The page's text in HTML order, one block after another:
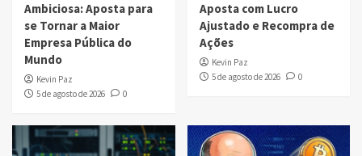
Ambiciosa: Aposta para
se Tornar a Maior
Empresa Pública do
Mundo
Kevin Paz
5 de agosto de 2026
0
Aposta com Lucro
Ajustado e Recompra de
Ações
Kevin Paz
5 de agosto de 2026
0